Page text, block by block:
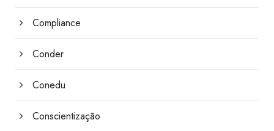
Compliance
Conder
Conedu
Conscientização